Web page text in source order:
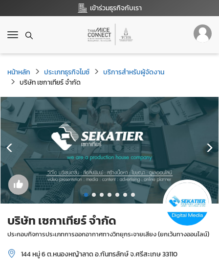
เข้าร่วมธุรกิจกับเรา
T
g
g
l
e
n
a
g
i
o
n
หน้าหลัก ประเภทธุรกิจไมซ์
บริการสำหรับผู้จัดงาน
บริษัท เซกาเทียร์ จำกัด
บริษัท เซกาเทียร์ จำกัด
ประกอบกิจการประเภทการออกอากาศทางวิทยุกระจายเสียง (ยกเว้นทางออนไลน์)
144 หมู่ 6 ต.หนองหญ้าลาด อ.กันทรลักษ์ จ.ศรีสะเกษ 33110